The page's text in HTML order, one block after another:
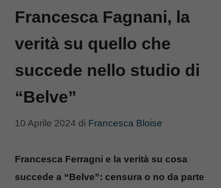
Francesca Fagnani, la
verità su quello che
succede nello studio di
“Belve”
10 Aprile 2024 di Francesca Bloise
Francesca Ferragni e la verità su cosa
succede a “Belve”: censura o no da parte